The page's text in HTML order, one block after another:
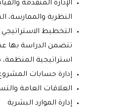
الإدارة المتقدمة
النظرية والممارسة،
التخطيط الاستراتيجي
تتضمن الدراسة بها
استراتيجية المنظمة،
إدارة حسابات
العلاقات العامة
إدارة الموارد البشرية